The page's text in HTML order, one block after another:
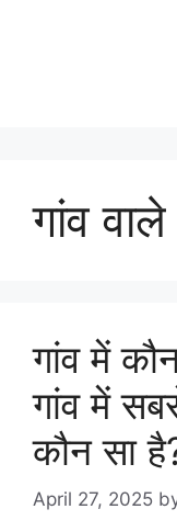
गांव
गांव में
गांव में
कौन सा
April 27, 2025